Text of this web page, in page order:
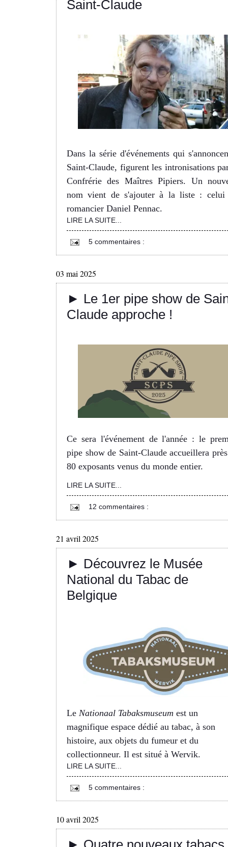
Saint-Claude
Dans la série d'événements qui
Saint-Claude, figurent les intronisations
Confrérie des Maîtres Pipiers. Un
nom vient de s'ajouter à la liste : celui
romancier Daniel Pennac.
LIRE LA SUITE...
5 commentaires :
03 mai 2025
► Le 1er pipe show de
Claude approche !
Ce sera l'événement de l'année : le
pipe show de Saint-Claude accueillera
80 exposants venus du monde entier.
LIRE LA SUITE...
12 commentaires :
21 avril 2025
► Découvrez le Musée
National du Tabac de
Belgique
Le Nationaal Tabaksmuseum est un
magnifique espace dédié au tabac, à son
histoire, aux objets du fumeur et du
collectionneur. Il est situé à Wervik.
LIRE LA SUITE...
5 commentaires :
10 avril 2025